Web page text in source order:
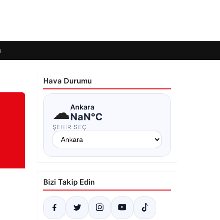
Hava Durumu
☁Ankara
NaN°C
ŞEHIR SEÇ
Bizi Takip Edin